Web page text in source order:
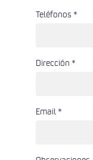
Teléfonos *
Dirección *
Email *